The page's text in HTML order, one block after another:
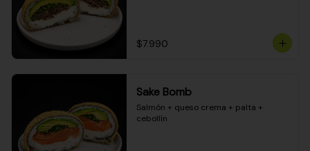
$7.990
Sake Bomb
Salmón + queso crema + palta +
cebollín